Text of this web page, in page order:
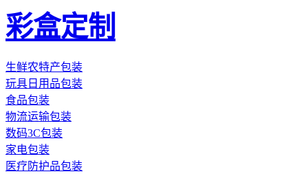
彩盒定制
生鲜农特产包装
玩具日用品包装
食品包装
物流运输包装
数码3C包装
家电包装
医疗防护品包装